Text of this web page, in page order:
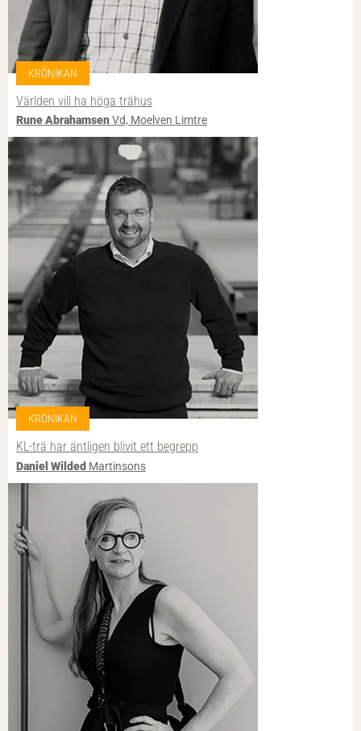
KRÖNIKAN
Världen vill ha höga trähus
Rune AbrahamsenVd, Moelven Limtre
KRÖNIKAN
KL-trä har äntligen blivit ett begrepp
Daniel Wilded Martinsons